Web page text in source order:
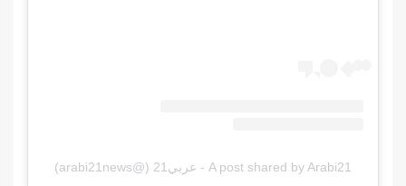
A post shared by Arabi21 - عربي21 (@arabi21news)